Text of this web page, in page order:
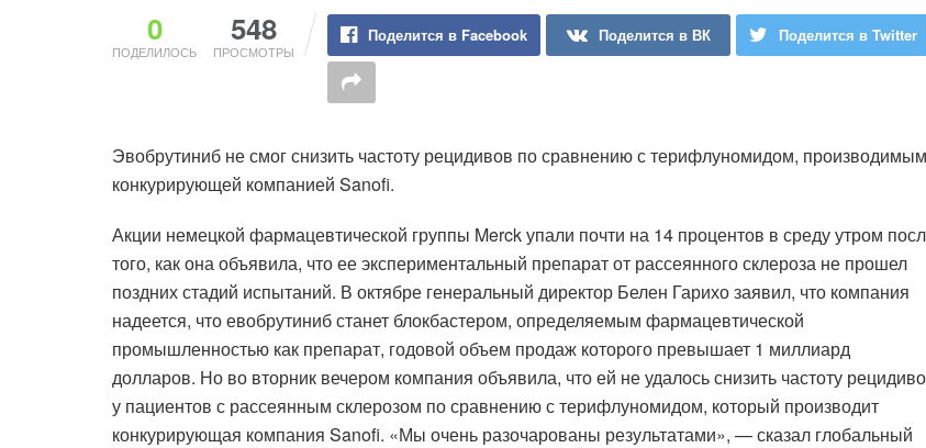
0
ПОДЕЛИЛОСЬ
548
ПРОСМОТРЫ
Поделится в Facebook Поделится в ВК Поделится в Twitter
Эвобрутиниб не смог снизить частоту рецидивов по сравнению с терифлуномидом, производимым
конкурирующей компанией Sanofi.
Акции немецкой фармацевтической группы Merck упали почти на 14 процентов в среду утром
того, как она объявила, что ее экспериментальный препарат от рассеянного склероза не прошел
поздних стадий испытаний. В октябре генеральный директор Белен Гарихо заявил, что компания
надеется, что евобрутиниб станет блокбастером, определяемым фармацевтической
промышленностью как препарат, годовой объем продаж которого превышает 1 миллиард
долларов. Но во вторник вечером компания объявила, что ей не удалось снизить частоту
у пациентов с рассеянным склерозом по сравнению с терифлуномидом, который производит
конкурирующая компания Sanofi. «Мы очень разочарованы результатами», — сказал глобальный